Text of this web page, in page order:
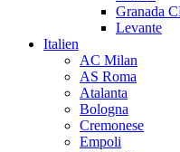
Granada
Levante
Italien
AC Milan
AS Roma
Atalanta
Bologna
Cremonese
Empoli